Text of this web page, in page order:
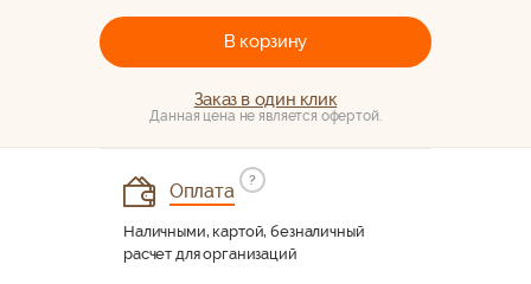
В корзину
Заказ в один клик
Данная цена не является офертой.
Оплата
?
Наличными, картой, безналичный
расчет для организаций